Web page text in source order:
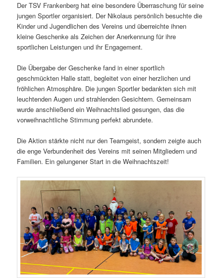
Der TSV Frankenberg hat eine besondere Überraschung für seine
jungen Sportler organisiert. Der Nikolaus persönlich besuchte die
Kinder und Jugendlichen des Vereins und überreichte ihnen
kleine Geschenke als Zeichen der Anerkennung für ihre
sportlichen Leistungen und ihr Engagement.
Die Übergabe der Geschenke fand in einer sportlich
geschmückten Halle statt, begleitet von einer herzlichen und
fröhlichen Atmosphäre. Die jungen Sportler bedankten sich mit
leuchtenden Augen und strahlenden Gesichtern. Gemeinsam
wurde anschließend ein Weihnachtslied gesungen, das die
vorweihnachtliche Stimmung perfekt abrundete.
Die Aktion stärkte nicht nur den Teamgeist, sondern zeigte auch
die enge Verbundenheit des Vereins mit seinen Mitgliedern und
Familien. Ein gelungener Start in die Weihnachtszeit!